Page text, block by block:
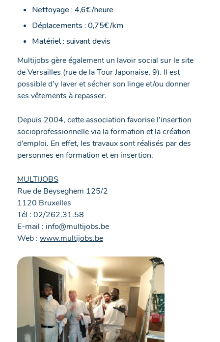
Nettoyage : 4,6€ /heure
Déplacements : 0,75€ /km
Matériel : suivant devis
Multijobs gère également un lavoir social sur le site
de Versailles (rue de la Tour Japonaise, 9). Il est
possible d’y laver et sécher son linge et/ou donner
ses vêtements à repasser.
Depuis 2004, cette association favorise l’insertion
socioprofessionnelle via la formation et la création
d’emploi. En effet, les travaux sont réalisés par des
personnes en formation et en insertion.
MULTIJOBS
Rue de Beyseghem 125/2
1120 Bruxelles
Tél : 02/262.31.58
E-mail : info@multijobs.be
Web : www.multijobs.be